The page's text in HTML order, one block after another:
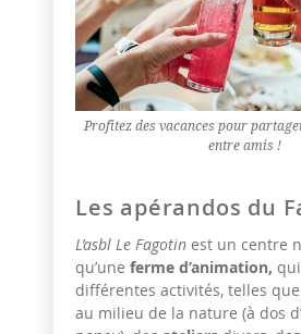
Profitez des vacances pour
entre amis !
Les apérandos du
L’asbl Le Fagotin est un centre
qu’une ferme d’animation,
différentes activités, telles
au milieu de la nature (à dos